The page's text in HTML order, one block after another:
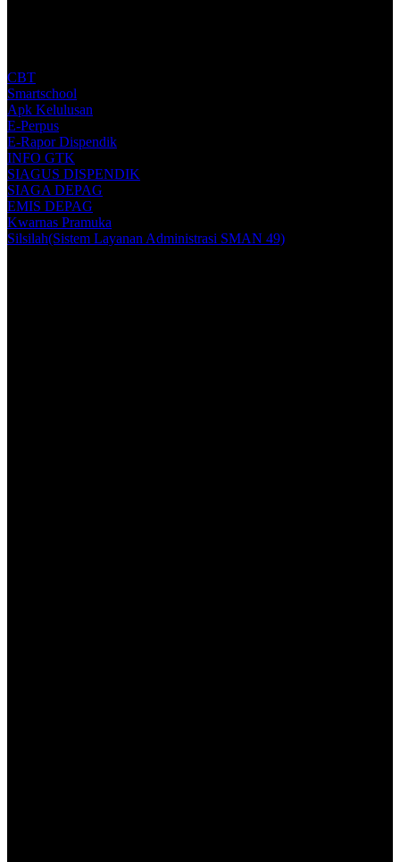
CBT
Smartschool
Apk Kelulusan
E-Perpus
E-Rapor Dispendik
INFO GTK
SIAGUS DISPENDIK
SIAGA DEPAG
EMIS DEPAG
Kwarnas Pramuka
Silsilah(Sistem Layanan Administrasi SMAN 49)